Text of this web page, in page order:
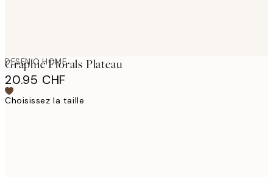
DESENIO HOME
Graphic Florals Plateau
20.95 CHF
Choisissez la taille